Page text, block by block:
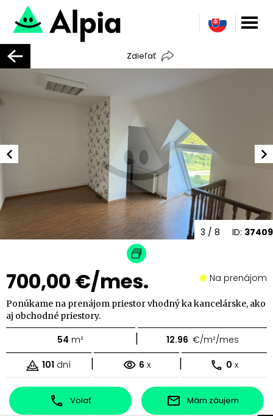
Zdieľať
ID: 37409
3 / 8
700,00 €/mes. Na prenájom
Ponúkame na prenájom priestor vhodný ka kancelárske, ako
aj obchodné priestory.
54 m² | 12.96 €/m²/mes
101 dní | 6 x | 0 x
Volať Mám záujem